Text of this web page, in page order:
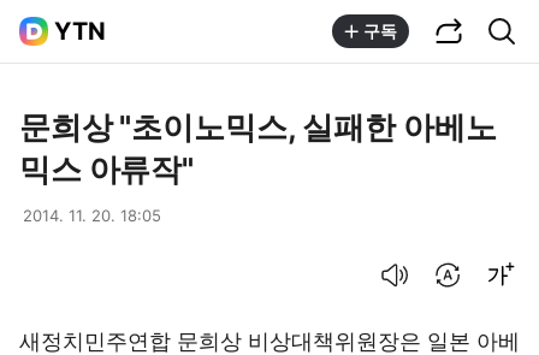
YTN 구독
문희상 "초이노믹스, 실패한 아베노
믹스 아류작"
2014. 11. 20. 18:05
새정치민주연합 문희상 비상대책위원장은 일본 아베